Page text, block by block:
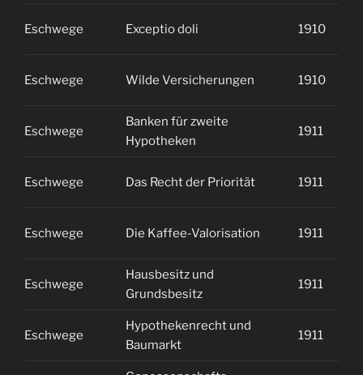
Eschwege Exceptio doli 1910
Eschwege Wilde Versicherungen 1910
Eschwege
Banken für zweite
Hypotheken
1911
Eschwege Das Recht der Priorität 1911
Eschwege Die Kaffee-Valorisation 1911
Eschwege
Hausbesitz und
Grundsbesitz
1911
Eschwege
Hypothekenrecht und
Baumarkt
1911